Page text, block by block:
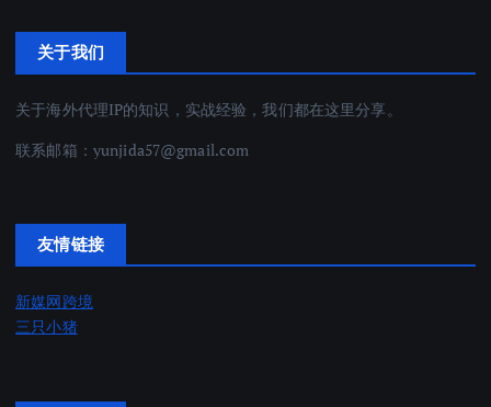
关于我们
关于海外代理IP的知识，实战经验，我们都在这里分享。
联系邮箱： yunjida57@gmail.com
友情链接
新媒网跨境
三只小猪